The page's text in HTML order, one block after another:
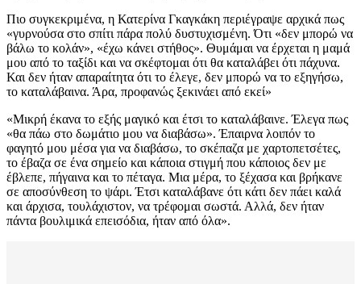
Πιο συγκεκριμένα, η Κατερίνα Γκαγκάκη περιέγραψε αρχικά πως
«γυρνούσα στο σπίτι πάρα πολύ δυστυχισμένη. Ότι «δεν μπορώ να
βάλω το κολάν», «έχω κάνει στήθος». Θυμάμαι να έρχεται η μαμά
μου από το ταξίδι και να σκέφτομαι ότι θα καταλάβει ότι πάχυνα.
Και δεν ήταν απαραίτητα ότι το έλεγε, δεν μπορώ να το εξηγήσω,
το καταλάβαινα. Άρα, προφανώς ξεκινάει από εκεί»
«Μικρή έκανα το εξής μαγικό και έτσι το καταλάβαινε. Έλεγα πως
«θα πάω στο δωμάτιο μου να διαβάσω». Έπαιρνα λοιπόν το
φαγητό μου μέσα για να διαβάσω, το σκέπαζα με χαρτοπετσέτες,
το έβαζα σε ένα σημείο και κάποια στιγμή που κάποιος δεν με
έβλεπε, πήγαινα και το πέταγα. Μια μέρα, το ξέχασα και βρήκανε
σε αποσύνθεση το ψάρι. Έτσι καταλάβανε ότι κάτι δεν πάει καλά
και άρχισα, τουλάχιστον, να τρέφομαι σωστά. Αλλά, δεν ήταν
πάντα βουλιμικά επεισόδια, ήταν από όλα».